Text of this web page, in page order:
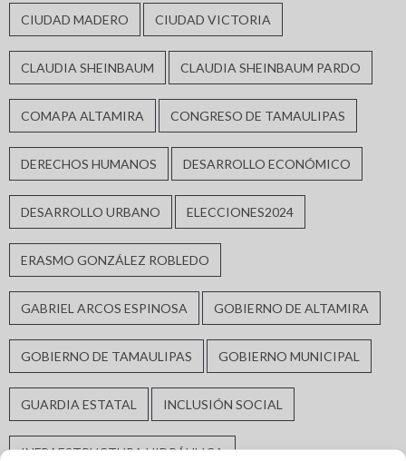
CIUDAD MADERO CIUDAD VICTORIA
CLAUDIA SHEINBAUM CLAUDIA SHEINBAUM PARDO
COMAPA ALTAMIRA CONGRESO DE TAMAULIPAS
DERECHOS HUMANOS DESARROLLO ECONÓMICO
DESARROLLO URBANO ELECCIONES2024
ERASMO GONZÁLEZ ROBLEDO
GABRIEL ARCOS ESPINOSA GOBIERNO DE ALTAMIRA
GOBIERNO DE TAMAULIPAS GOBIERNO MUNICIPAL
GUARDIA ESTATAL INCLUSIÓN SOCIAL
INFRAESTRUCTURA HIDRÁULICA